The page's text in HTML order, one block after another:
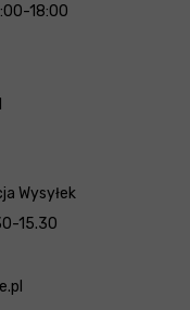
18:00
Wysyłek
15.30